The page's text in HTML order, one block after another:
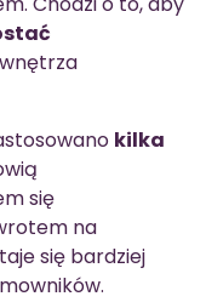
kilka
się
na
się bardziej